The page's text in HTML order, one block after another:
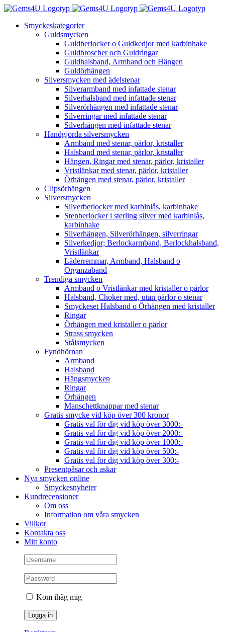
Fortsätt
innehålletSmyckeskategorier
Guldsmycken
Guldberlocker o Guldkedjor med karbinhake
Guldbroscher och Guldringar
Guldhalsband, Armband och Hängen
Guldörhängen
Silversmycken med ädelstenar
Silverarmband med infattade stenar
Silverhalsband med infattade stenar
Silverörhängen med infattade stenar
Silverringar med infattade stenar
Silverhängen med infattade stenar
Handgjorda silversmycken
Armband med stenar, pärlor, kristaller
Halsband med stenar, pärlor, kristaller
Hängen, Ringar med stenar, pärlor, kristaller
Vristlänkar med stenar, pärlor, kristaller
Örhängen med stenar, pärlor, kristaller
Clipsörhängen
Silversmycken
Silverberlocker med karbinlås, karbinhake
Stenberlocker i sterling silver med karbinlås,
karbinhake
Silverhängen, Silverörhängen, silverringar
Silverkedjor; Berlockarmband, Berlockhalsband,
Vristlänkar
Läderremmar, Armband, Halsband o
Organzaband
Trendiga smycken
Armband o Vristlänkar med kristaller o pärlor
Halsband, Choker med, utan pärlor o stenar
Smyckeset Halsband o Örhängen med kristaller
Ringar
Örhängen med kristaller o pärlor
Strass smycken
Stålsmycken
Fyndhörnan
Armband
Halsband
Hängsmycken
Ringar
Örhängen
Manschettknappar med stenar
Gratis smycke vid köp över 300 kronor
Gratis val för dig vid köp över 3000:-
Gratis val för dig vid köp över 2000:-
Gratis val för dig vid köp över 1000:-
Gratis val för dig vid köp över 500:-
Gratis val för dig vid köp över 300:-
Presentpåsar och askar
Nya smycken online
Smyckesnyheter
Kundrecensioner
Om oss
Information om våra smycken
Villkor
Kontakta oss
Mitt konto
Kom ihåg mig